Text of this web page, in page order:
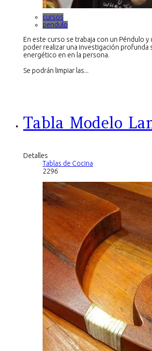
cursos
pendulo
En este curso se trabaja con un Péndulo
poder realizar una investigación profunda
energético en en la persona.
Se podrán limpiar las...
Tabla Modelo
Detalles
Tablas de Cocina
2296